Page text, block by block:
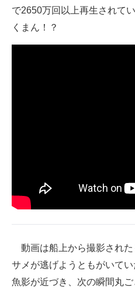
ITの今と未来を見通す
スマホと通信の最新トレンド
経営リーダーのコミュニティ
マーケ×ITの今がよく分かる
IT製品の技術・比較・事例
で2650万回以上再生されて
くまん！？
動画は船上から撮影された
サメが逃げようともがいて
魚影が近づき、次の瞬間丸ご